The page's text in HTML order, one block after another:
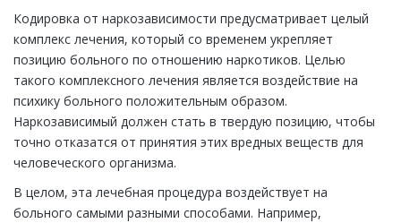
Кодировка от наркозависимости предусматривает целый
комплекс лечения, который со временем укрепляет
позицию больного по отношению наркотиков. Целью
такого комплексного лечения является воздействие на
психику больного положительным образом.
Наркозависимый должен стать в твердую позицию, чтобы
точно отказатся от принятия этих вредных веществ для
человеческого организма.
В целом, эта лечебная процедура воздействует на
больного самыми разными способами. Например,